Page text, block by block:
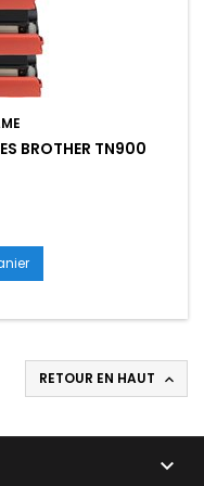
BROTHER TN900
RETOUR EN HAUT 
